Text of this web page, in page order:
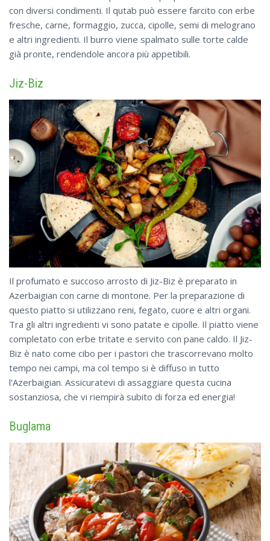
con diversi condimenti. Il qutab può essere farcito con erbe
fresche, carne, formaggio, zucca, cipolle, semi di melograno
e altri ingredienti. Il burro viene spalmato sulle torte calde
già pronte, rendendole ancora più appetibili.
Jiz-Biz
Il profumato e succoso arrosto di Jiz-Biz è preparato in
Azerbaigian con carne di montone. Per la preparazione di
questo piatto si utilizzano reni, fegato, cuore e altri organi.
Tra gli altri ingredienti vi sono patate e cipolle. Il piatto viene
completato con erbe tritate e servito con pane caldo. Il Jiz-
Biz è nato come cibo per i pastori che trascorrevano molto
tempo nei campi, ma col tempo si è diffuso in tutto
l'Azerbaigian. Assicuratevi di assaggiare questa cucina
sostanziosa, che vi riempirà subito di forza ed energia!
Buglama